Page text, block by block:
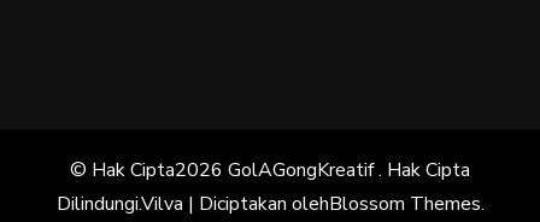
© Hak Cipta2026 GolAGongKreatif. Hak Cipta
Dilindungi.Vilva | Diciptakan olehBlossom Themes.